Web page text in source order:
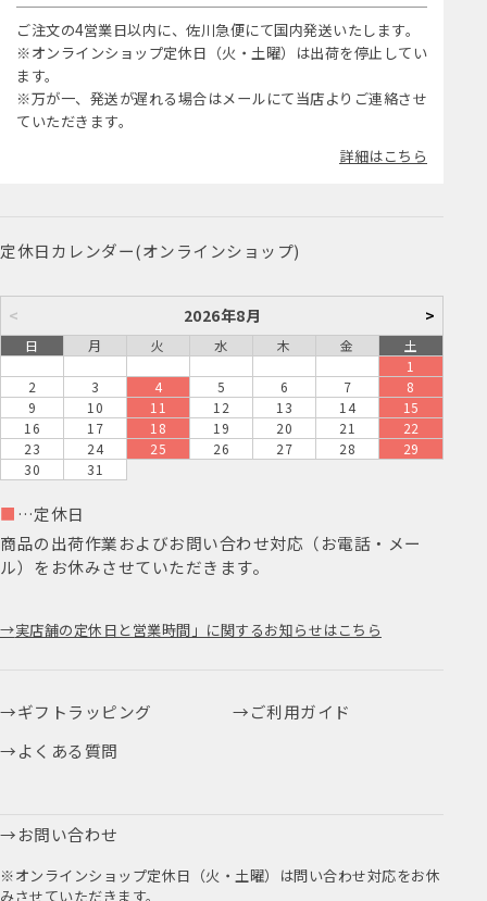
ご注文の4営業日以内に、佐川急便にて国内発送いたします。
※オンラインショップ定休日（火・土曜）は出荷を停止してい
ます。
※万が一、発送が遅れる場合はメールにて当店よりご連絡させ
ていただきます。
詳細はこちら
定休日カレンダー(オンラインショップ)
< 2026年8月 >
日 月 火 水 木 金
土
1
2
3 4 5 6 7
8
9
10 11 12 13 14
15
16
17 18 19 20 21
22
23
24 25 26 27 28
29
30
31
■ …定休日
商品の出荷作業およびお問い合わせ対応（お電話・メー
ル）をお休みさせていただきます。
実店舗の定休日と営業時間」に関するお知らせはこちら
ギフトラッピング
ご利用ガイド
よくある質問
お問い合わせ
※オンラインショップ定休日（火・土曜）は問い合わせ対応をお休
みさせていただきます。